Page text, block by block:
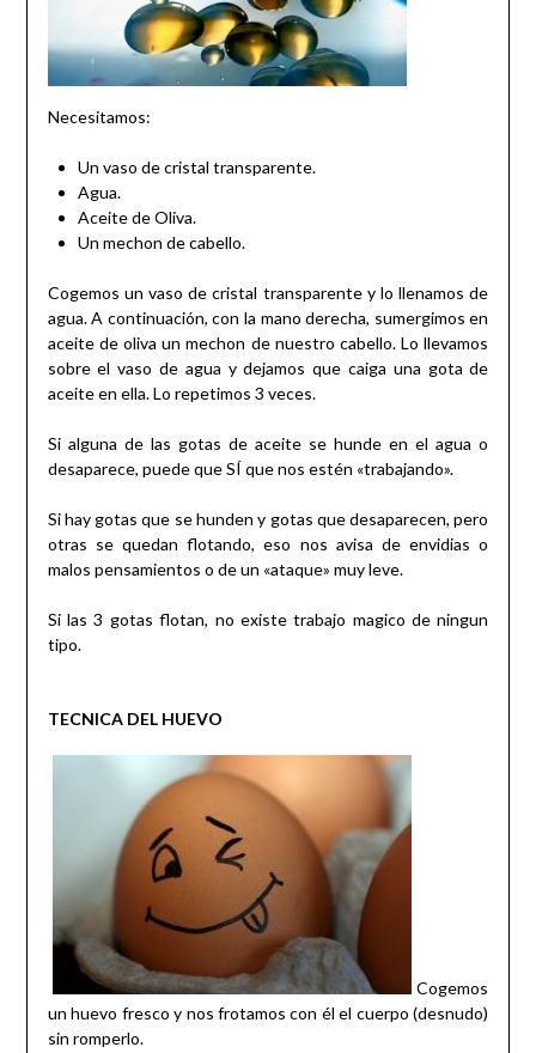
Necesitamos:
Un vaso de cristal transparente.
Agua.
Aceite de Oliva.
Un mechon de cabello.
Cogemos un vaso de cristal transparente y lo llenamos de
agua. A continuación, con la mano derecha, sumergimos en
aceite de oliva un mechon de nuestro cabello. Lo llevamos
sobre el vaso de agua y dejamos que caiga una gota de
aceite en ella. Lo repetimos 3 veces.
Si alguna de las gotas de aceite se hunde en el agua o
desaparece, puede que SÍ que nos estén «trabajando».
Si hay gotas que se hunden y gotas que desaparecen, pero
otras se quedan flotando, eso nos avisa de envidias o
malos pensamientos o de un «ataque» muy leve.
Si las 3 gotas flotan, no existe trabajo magico de ningun
tipo.
TECNICA DEL HUEVO
Cogemos
un huevo fresco y nos frotamos con él el cuerpo (desnudo)
sin romperlo.